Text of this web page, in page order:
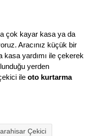
çok kayar kasa ya da
Aracınız küçük bir
yardımı ile çekerek
yerden
ile oto kurtarma
Çekici